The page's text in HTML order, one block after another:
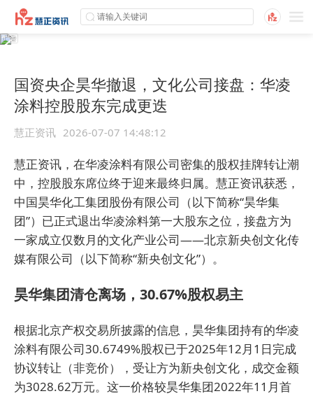
国资央企昊华撤退，文化公司接盘：华凌
涂料控股股东完成更迭
慧正资讯 2026-07-07 14:48:12
慧正资讯，在华凌涂料有限公司密集的股权挂牌转让潮
中，控股股东席位终于迎来最终归属。慧正资讯获悉，
中国昊华化工集团股份有限公司（以下简称“昊华集
团”）已正式退出华凌涂料第一大股东之位，接盘方为
一家成立仅数月的文化产业公司——北京新央创文化传
媒有限公司（以下简称“新央创文化”）。
昊华集团清仓离场，30.67%股权易主
根据北京产权交易所披露的信息，昊华集团持有的华凌
涂料有限公司30.6749%股权已于2025年12月1日完成
协议转让（非竞价），受让方为新央创文化，成交金额
为3028.62万元。这一价格较昊华集团2022年11月首